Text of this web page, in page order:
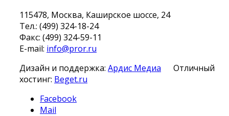
115478, Москва, Каширское шоссе, 24
Тел.: (499) 324-18-24
Факс: (499) 324-59-11
E-mail: info@pror.ru
Дизайн и поддержка: Ардис Медиа
Отличный
хостинг: Beget.ru
Facebook
Mail